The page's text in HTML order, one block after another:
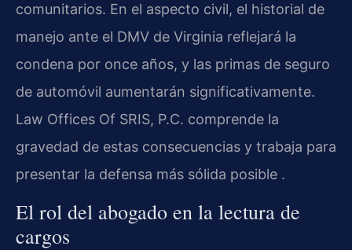
comunitarios. En el aspecto civil, el historial de
manejo ante el DMV de Virginia reflejará la
condena por once años, y las primas de seguro
de automóvil aumentarán significativamente.
Law Offices Of SRIS, P.C. comprende la
gravedad de estas consecuencias y trabaja para
presentar la defensa más sólida posible .
El rol del abogado en la lectura de
cargos